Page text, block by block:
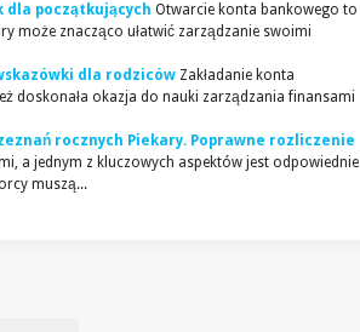
dla początkujących Otwarcie konta bankowego to
może znacząco ułatwić zarządzanie swoimi
dla rodziców Zakładanie konta
doskonała okazja do nauki zarządzania finansami
rocznych Piekary. Poprawne rozliczenie
a jednym z kluczowych aspektów jest odpowiednie
muszą...